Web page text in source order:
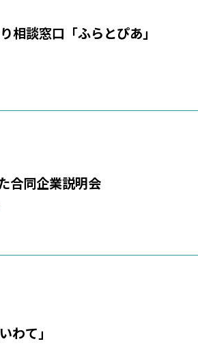
相談窓口「ふらとぴあ」
合同企業説明会
わて」